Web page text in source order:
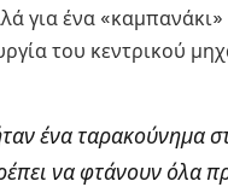
για ένα
του κεντρικού
ένα ταρακούνημα
να φτάνουν όλα